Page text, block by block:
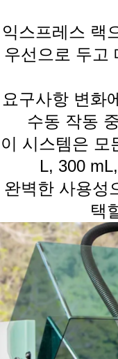
익스프레스 랙
우선으로 두고
요구사항 변화
수동 작동
이 시스템은 모
L, 300
완벽한 사용성
택